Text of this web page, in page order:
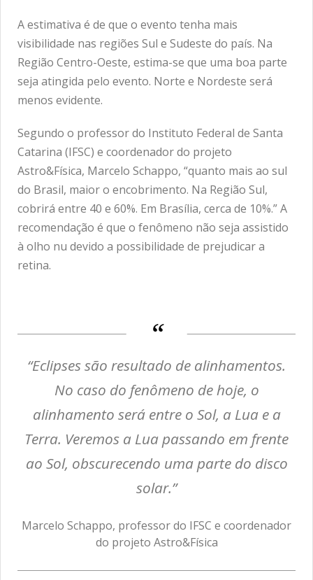
A estimativa é de que o evento tenha mais
visibilidade nas regiões Sul e Sudeste do país. Na
Região Centro-Oeste, estima-se que uma boa parte
seja atingida pelo evento. Norte e Nordeste será
menos evidente.
Segundo o professor do Instituto Federal de Santa
Catarina (IFSC) e coordenador do projeto
Astro&Física, Marcelo Schappo, “quanto mais ao sul
do Brasil, maior o encobrimento. Na Região Sul,
cobrirá entre 40 e 60%. Em Brasília, cerca de 10%.” A
recomendação é que o fenômeno não seja assistido
à olho nu devido a possibilidade de prejudicar a
retina.
“Eclipses são resultado de alinhamentos.
No caso do fenômeno de hoje, o
alinhamento será entre o Sol, a Lua e a
Terra. Veremos a Lua passando em frente
ao Sol, obscurecendo uma parte do disco
solar.”
Marcelo Schappo, professor do IFSC e coordenador
do projeto Astro&Física